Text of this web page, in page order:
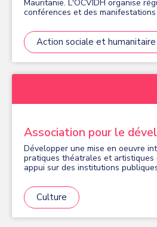
Mauritanie. L'OCVIDH organise
conférences et des
Action sociale et humanitaire
Association pour le
pratiques théâtrales
intergénérationnelles -
Développer une mise en oeuvre
pratiques théatrales et artistiques
appui sur des institutions
leur diffusion
Culture